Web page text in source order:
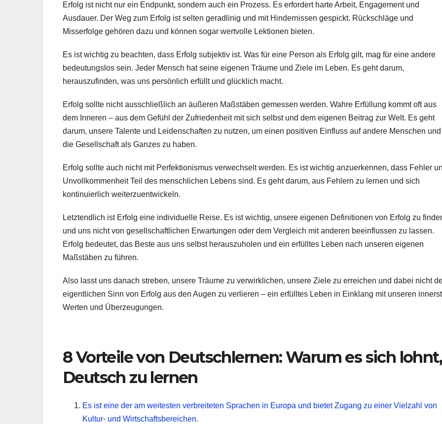
Erfolg ist nicht nur ein Endpunkt, sondern auch ein Prozess. Es erfordert harte Arbeit, Engagement und
Ausdauer. Der Weg zum Erfolg ist selten geradlinig und mit Hindernissen gespickt. Rückschläge und
Misserfolge gehören dazu und können sogar wertvolle Lektionen bieten.
Es ist wichtig zu beachten, dass Erfolg subjektiv ist. Was für eine Person als Erfolg gilt, mag für eine andere
bedeutungslos sein. Jeder Mensch hat seine eigenen Träume und Ziele im Leben. Es geht darum,
herauszufinden, was uns persönlich erfüllt und glücklich macht.
Erfolg sollte nicht ausschließlich an äußeren Maßstäben gemessen werden. Wahre Erfüllung kommt oft aus
dem Inneren – aus dem Gefühl der Zufriedenheit mit sich selbst und dem eigenen Beitrag zur Welt. Es geht
darum, unsere Talente und Leidenschaften zu nutzen, um einen positiven Einfluss auf andere Menschen und
die Gesellschaft als Ganzes zu haben.
Erfolg sollte auch nicht mit Perfektionismus verwechselt werden. Es ist wichtig anzuerkennen, dass Fehler
Unvollkommenheit Teil des menschlichen Lebens sind. Es geht darum, aus Fehlern zu lernen und sich
kontinuierlich weiterzuentwickeln.
Letztendlich ist Erfolg eine individuelle Reise. Es ist wichtig, unsere eigenen Definitionen von Erfolg zu
und uns nicht von gesellschaftlichen Erwartungen oder dem Vergleich mit anderen beeinflussen zu lassen.
Erfolg bedeutet, das Beste aus uns selbst herauszuholen und ein erfülltes Leben nach unseren eigenen
Maßstäben zu führen.
Also lasst uns danach streben, unsere Träume zu verwirklichen, unsere Ziele zu erreichen und dabei nicht
eigentlichen Sinn von Erfolg aus den Augen zu verlieren – ein erfülltes Leben in Einklang mit unseren
Werten und Überzeugungen.
8 Vorteile von Deutschlernen: Warum es sich lohnt,
Deutsch zu lernen
Es ist eine der am weitesten verbreiteten Sprachen in Europa und bietet Zugang zu einer Vielzahl von
Kultur- und Wirtschaftsbereichen.